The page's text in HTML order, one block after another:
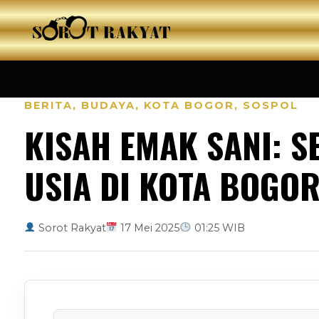
BERITA, BUDAYA, KOTA BOGOR , SOSPOL
KISAH EMAK SANI:
USIA DI KOTA BOGOR
Sorot Rakyat 17 Mei 2025 01:25 WIB